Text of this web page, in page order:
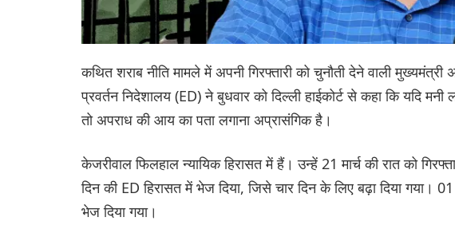
कथित शराब नीति मामले में अपनी गिरफ्तारी को चुनौती देने वाली
प्रवर्तन निदेशालय (ED) ने बुधवार को दिल्ली हाईकोर्ट से कहा कि यदि
तो अपराध की आय का पता लगाना अप्रासंगिक है।
केजरीवाल फिलहाल न्यायिक हिरासत में हैं। उन्हें 21 मार्च की रात को
दिन की ED हिरासत में भेज दिया, जिसे चार दिन के लिए बढ़ा दिया
भेज दिया गया।